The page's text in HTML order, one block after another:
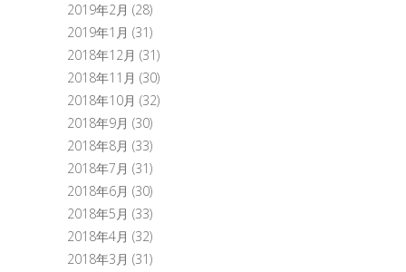
2019年2月 (28)
2019年1月 (31)
2018年12月 (31)
2018年11月 (30)
2018年10月 (32)
2018年9月 (30)
2018年8月 (33)
2018年7月 (31)
2018年6月 (30)
2018年5月 (33)
2018年4月 (32)
2018年3月 (31)